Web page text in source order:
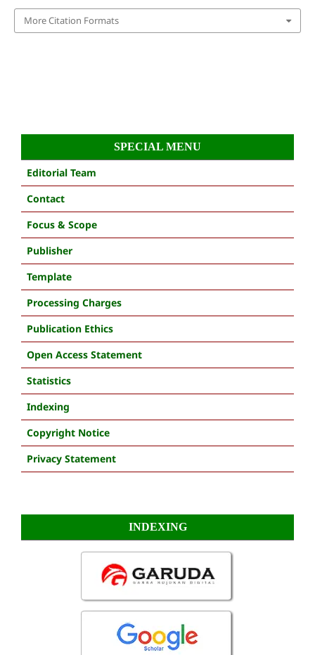
More Citation Formats
SPECIAL MENU
Editorial Team
Contact
Focus & Scope
Publisher
Template
Processing Charges
Publication Ethics
Open Access Statement
Statistics
Indexing
Copyright Notice
Privacy Statement
INDEXING